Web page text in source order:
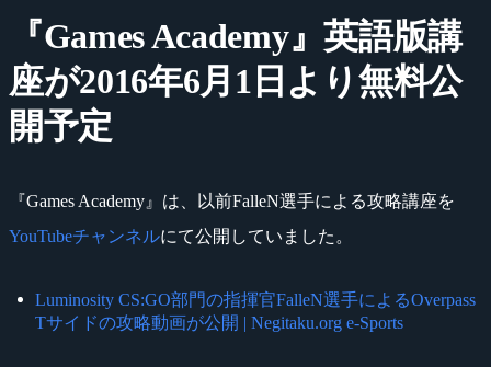
『Games Academy』英語版講
座が2016年6月1日より無料公
開予定
『Games Academy』は、以前FalleN選手による攻略講座を
YouTubeチャンネルにて公開していました。
Luminosity CS:GO部門の指揮官FalleN選手によるOverpass
Tサイドの攻略動画が公開 | Negitaku.org e-Sports